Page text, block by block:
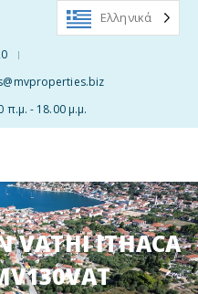
|
π.μ. - 18.00 μ.μ.
VATHI ITHACA
Ελληνικά